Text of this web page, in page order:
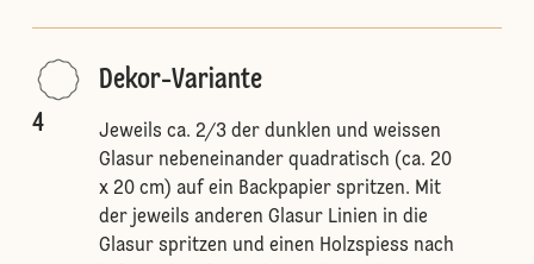
4
Dekor-Variante
Jeweils ca. 2/3 der dunklen und weissen
Glasur nebeneinander quadratisch (ca. 20
x 20 cm) auf ein Backpapier spritzen. Mit
der jeweils anderen Glasur Linien in die
Glasur spritzen und einen Holzspiess nach